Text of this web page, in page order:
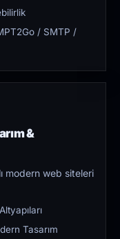
/ SMTP /
&
modern web siteleri
Tasarım